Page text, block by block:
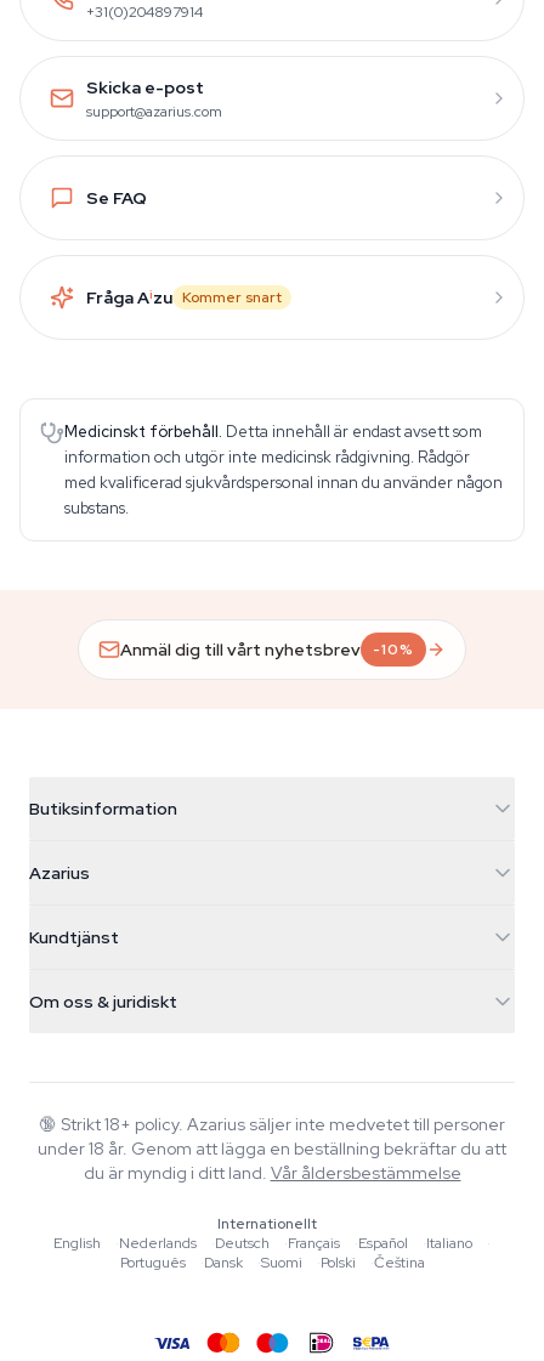
+31(0)204897914
Skicka e-post
support@azarius.com
Se FAQ
Fråga Aizu Kommer snart
Medicinskt förbehåll. Detta innehåll är endast avsett som
information och utgör inte medicinsk rådgivning. Rådgör
med kvalificerad sjukvårdspersonal innan du använder någon
substans.
Anmäl dig till vårt nyhetsbrev -10%
Butiksinformation
Galvaniweg 11
Nederland
+31(0)204897914
Azarius
Magiska svampar
Smokeshop
Kundtjänst
Returpolicy
Vanliga frågor
Integritetspolicy
Om oss & juridiskt
Wiki
Blog
Musik
Redaktionella standarder
Verktyg & Kalkylatorer
🔞 Strikt 18+ policy. Azarius säljer inte medvetet till personer
under 18 år. Genom att lägga en beställning bekräftar du att
du är myndig i ditt land. Vår åldersbestämmelse
Internationellt
English
·Nederlands ·Deutsch ·Français ·Español ·Italiano
·
Português
·Dansk ·Suomi ·Polski ·Čeština